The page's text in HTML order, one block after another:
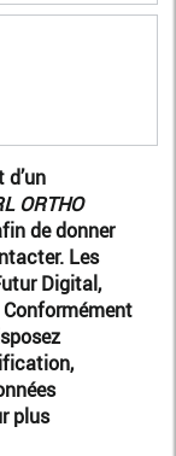
ORTHO
de donner
Les
Digital,
Conformément
plus